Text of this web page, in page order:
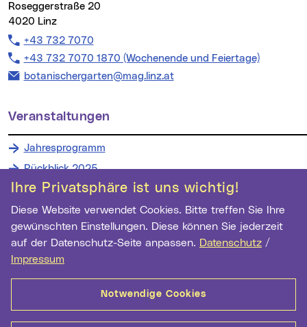
Ihre Privatsphäre ist uns wichtig!
Diese Website verwendet Cookies. Bitte treffen Sie Ihre
gewünschten Einstellungen. Diese können Sie jederzeit
auf der Datenschutz-Seite anpassen. Datenschutz /
Impressum
Notwendige Cookies
Roseggerstraße 20
4020 Linz
Telefon:
+43 732 7070
Telefon:
+43 732 7070 1870 (Wochenende und Feiertage)
E-Mail Adresse:
botanischergarten@mag.linz.at
Veranstaltungen
Jahresprogramm
Rückblick 2025
Wichtige Links
Newsletter Anmeldung
Anmelden